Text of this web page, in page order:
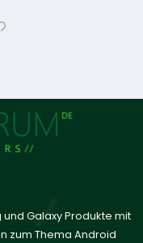
Galaxy Produkte mit
zum Thema Android